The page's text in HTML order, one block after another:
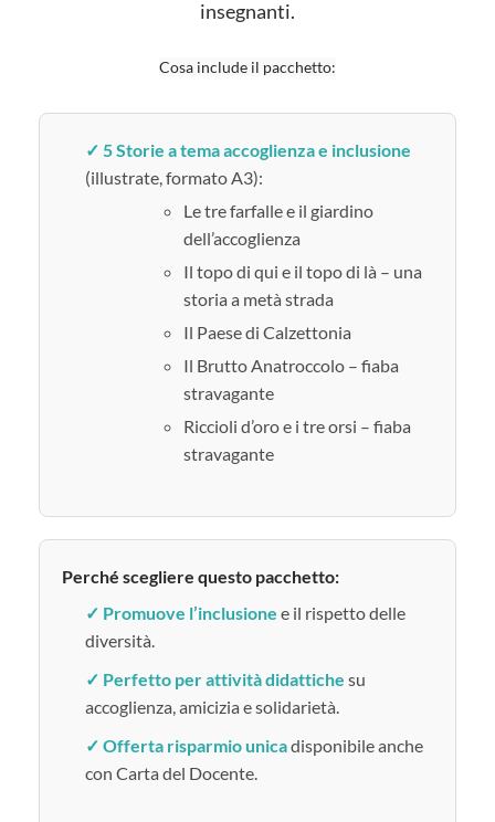
insegnanti.
Cosa include il pacchetto:
✓ 5 Storie a tema accoglienza e inclusione
(illustrate, formato A3):
Le tre farfalle e il giardino
dell’accoglienza
Il topo di qui e il topo di là – una
storia a metà strada
Il Paese di Calzettonia
Il Brutto Anatroccolo – fiaba
stravagante
Riccioli d’oro e i tre orsi – fiaba
stravagante
Perché scegliere questo pacchetto:
✓ Promuove l’inclusione e il rispetto delle
diversità.
✓ Perfetto per attività didattiche su
accoglienza, amicizia e solidarietà.
✓ Offerta risparmio unicadisponibile anche
con Carta del Docente.